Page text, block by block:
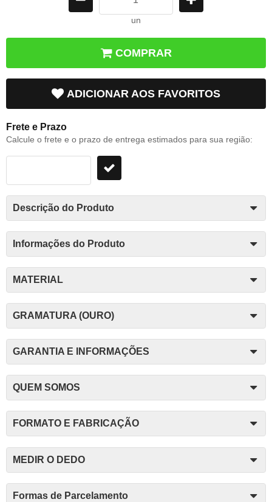
un
COMPRAR
ADICIONAR AOS FAVORITOS
Frete e Prazo
Calcule o frete e o prazo de entrega estimados para sua região:
Descrição do Produto
Informações do Produto
MATERIAL
GRAMATURA (OURO)
GARANTIA E INFORMAÇÕES
QUEM SOMOS
FORMATO E FABRICAÇÃO
MEDIR O DEDO
Formas de Parcelamento